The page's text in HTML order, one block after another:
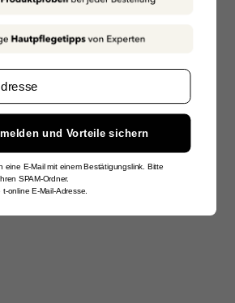
und Vorteile sichern
eine E-Mail mit einem Bestätigungslink. Bitte
SPAM-Ordner.
online E-Mail-Adresse.